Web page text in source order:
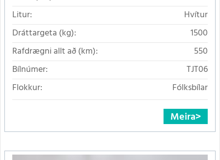
Litur:
Hvítur
Dráttargeta (kg):
1500
Rafdrægni allt að (km):
550
Bílnúmer:
TJT06
Flokkur:
Fólksbílar
Meira